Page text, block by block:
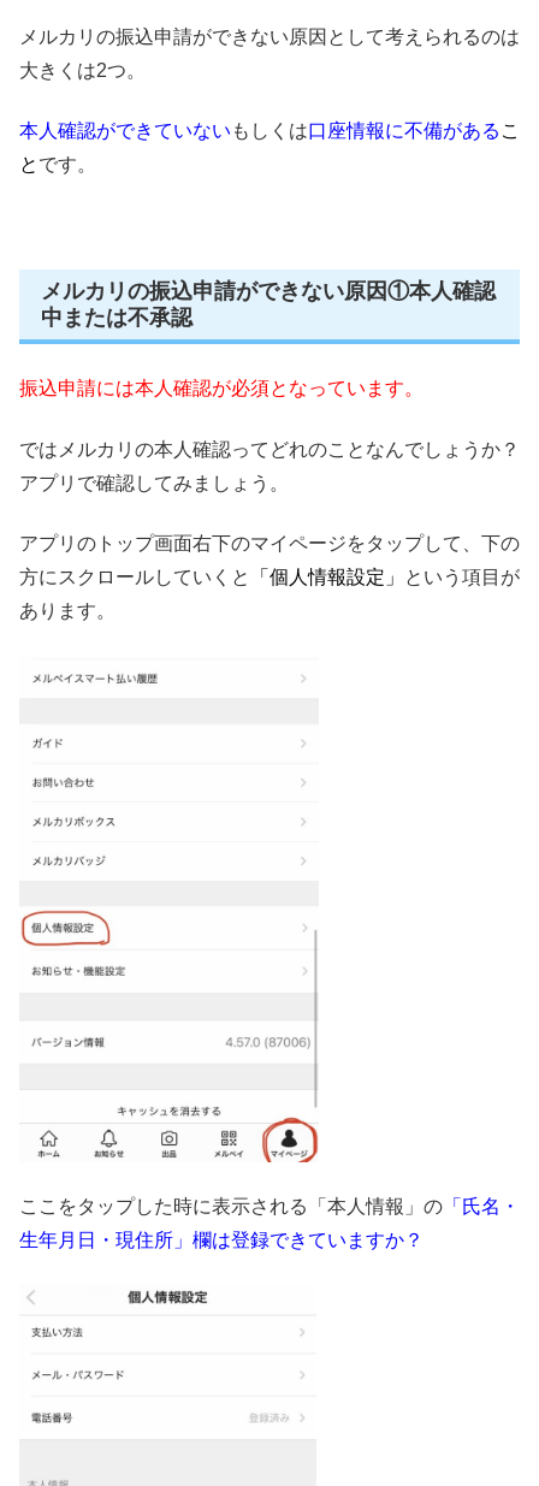
メルカリの振込申請ができない原因として考えられるのは
大きくは2つ。
本人確認ができていない もしくは口座情報に不備がある こ
と です。
メルカリの振込申請ができない原因①本人確認
中または不承認
振込申請には本人確認が必須となっています。
ではメルカリの本人確認ってどれのことなんでしょうか？
アプリで確認してみましょう。
アプリのトップ画面右下のマイページをタップして、下の
方にスクロールしていくと
「個人情報設定」
という項目が
あります。
ここをタップした時に表示される「本人情報」の 「氏名・
生年月日・現住所」欄は登録できていますか？